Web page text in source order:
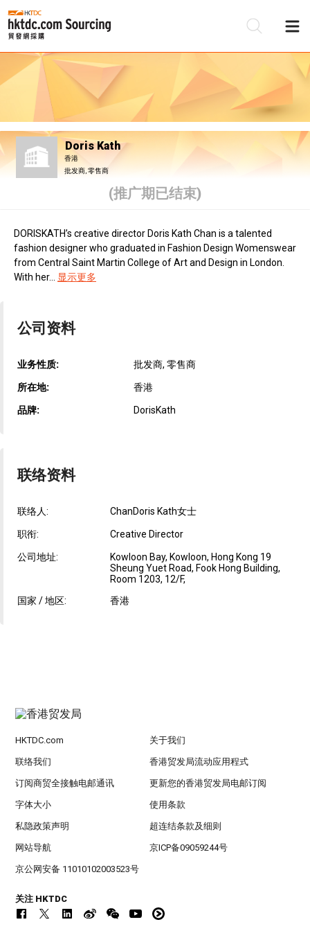
Doris Kath
香港
批发商, 零售商
(推广期已结束)
DORISKATH’s creative director Doris Kath Chan is a talented
fashion designer who graduated in Fashion Design Womenswear
from Central Saint Martin College of Art and Design in London.
With her...
显示更多
公司资料
业务性质: 批发商, 零售商
所在地: 香港
品牌: DorisKath
联络资料
联络人: ChanDoris Kath女士
职衔: Creative Director
公司地址:
Kowloon Bay, Kowloon, Hong Kong 19
Sheung Yuet Road, Fook Hong Building,
Room 1203, 12/F,
国家 / 地区:
香港
HKTDC.com 关于我们
联络我们 香港贸发局流动应用程式
订阅商贸全接触电邮通讯 更新您的香港贸发局电邮订阅
字体大小 使用条款
私隐政策声明 超连结条款及细则
网站导航 京ICP备09059244号
京公网安备 11010102003523号
关注 HKTDC